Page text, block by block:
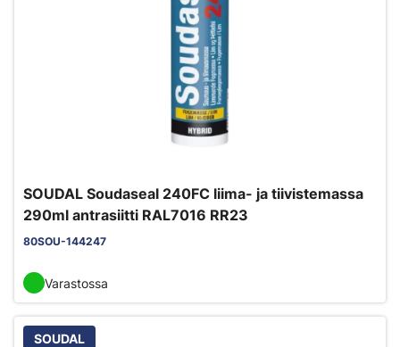
SOUDAL Soudaseal 240FC liima- ja tiivistemassa
290ml antrasiitti RAL7016 RR23
80SOU-144247
Varastossa
SOUDAL